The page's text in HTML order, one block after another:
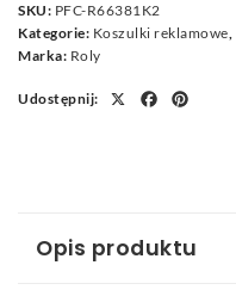
SKU: PFC-R66381K2
Kategorie: Koszulki reklamowe,
Marka: Roly
Udostępnij:
Opis produktu